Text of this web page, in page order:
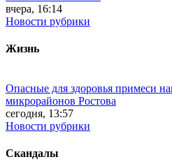
вчера, 16:14
Новости рубрики
Жизнь
Опасные для здоровья примеси
микрорайонов Ростова
сегодня, 13:57
Новости рубрики
Скандалы